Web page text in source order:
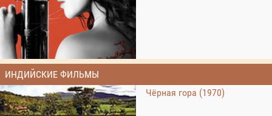
ИНДИЙСКИЕ ФИЛЬМЫ
Чёрная гора (1970)